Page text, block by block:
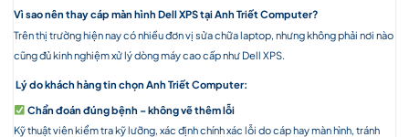
Vì sao nên thay cáp màn hình Dell XPS tại Anh Triết Computer?
Trên thị trường hiện nay có nhiều đơn vị sửa chữa laptop, nhưng không phải nơi nào
cũng đủ kinh nghiệm xử lý dòng máy cao cấp như Dell XPS.
Lý do khách hàng tin chọn Anh Triết Computer:
Chẩn đoán đúng bệnh – không vẽ thêm lỗi
Kỹ thuật viên kiểm tra kỹ lưỡng, xác định chính xác lỗi do cáp hay màn hình, tránh